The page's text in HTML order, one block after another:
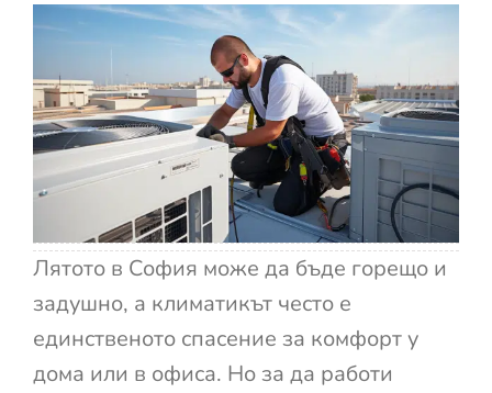
Лятото в София може да бъде горещо и
задушно, а климатикът често е
единственото спасение за комфорт у
дома или в офиса. Но за да работи